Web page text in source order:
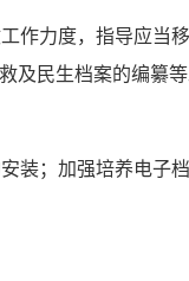
作力度，指导应当
及民生档案的编纂等
装；加强培养电子